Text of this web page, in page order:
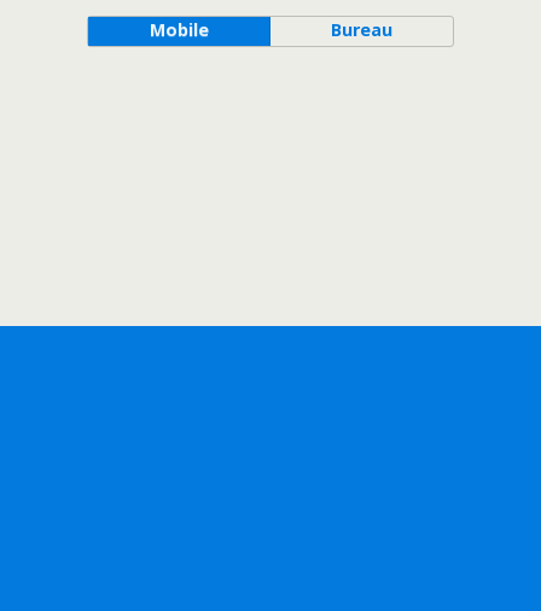
Mobile Bureau